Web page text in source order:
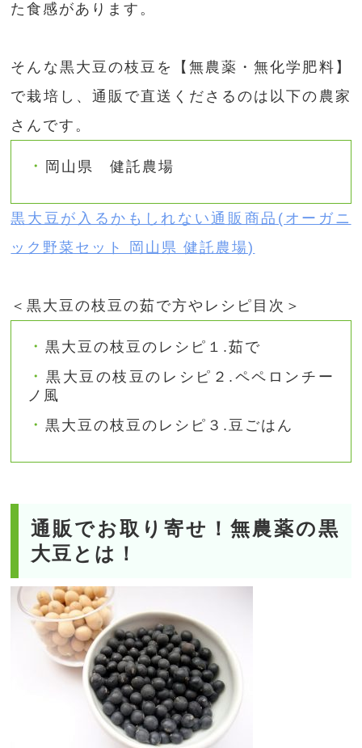
た食感があります。
そんな黒大豆の枝豆を【無農薬・無化学肥料】
で栽培し、通販で直送くださるのは以下の農家
さんです。
岡山県 健託農場
黒大豆が入るかもしれない通販商品(オーガニ
ック野菜セット 岡山県 健託農場)
＜黒大豆の枝豆の茹で方やレシピ目次＞
黒大豆の枝豆のレシピ１.茹で
黒大豆の枝豆のレシピ２.ペペロンチー
ノ風
黒大豆の枝豆のレシピ３.豆ごはん
通販でお取り寄せ！無農薬の黒
大豆とは！